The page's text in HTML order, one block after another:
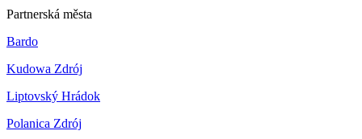
Partnerská města
Bardo
Kudowa Zdrój
Liptovský Hrádok
Polanica Zdrój